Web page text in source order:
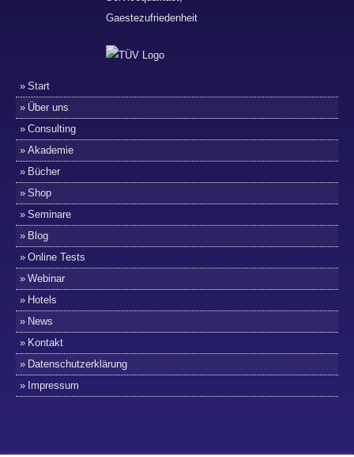
Start
Über uns
Consulting
Akademie
Bücher
Shop
Seminare
Blog
Online Tests
Webinar
Hotels
News
Kontakt
Datenschutzerklärung
Impressum